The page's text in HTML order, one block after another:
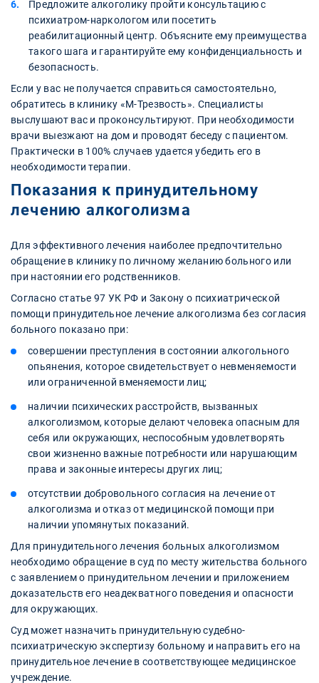
Предложите алкоголику пройти консультацию с
психиатром-наркологом или посетить
реабилитационный центр. Объясните ему преимущества
такого шага и гарантируйте ему конфиденциальность и
безопасность.
Если у вас не получается справиться самостоятельно,
обратитесь в клинику «М-Трезвость». Специалисты
выслушают вас и проконсультируют. При необходимости
врачи выезжают на дом и проводят беседу с пациентом.
Практически в 100% случаев удается убедить его в
необходимости терапии.
Показания к принудительному
лечению алкоголизма
Для эффективного лечения наиболее предпочтительно
обращение в клинику по личному желанию больного или
при настоянии его родственников.
Согласно статье 97 УК РФ и Закону о психиатрической
помощи принудительное лечение алкоголизма без согласия
больного показано при:
совершении преступления в состоянии алкогольного
опьянения, которое свидетельствует о невменяемости
или ограниченной вменяемости лиц;
наличии психических расстройств, вызванных
алкоголизмом, которые делают человека опасным для
себя или окружающих, неспособным удовлетворять
свои жизненно важные потребности или нарушающим
права и законные интересы других лиц;
отсутствии добровольного согласия на лечение от
алкоголизма и отказ от медицинской помощи при
наличии упомянутых показаний.
Для принудительного лечения больных алкоголизмом
необходимо обращение в суд по месту жительства больного
с заявлением о принудительном лечении и приложением
доказательств его неадекватного поведения и опасности
для окружающих.
Суд может назначить принудительную судебно-
психиатрическую экспертизу больному и направить его на
принудительное лечение в соответствующее медицинское
учреждение.